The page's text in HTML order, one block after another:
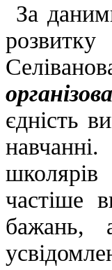
За
єдність
частіше
бажань,